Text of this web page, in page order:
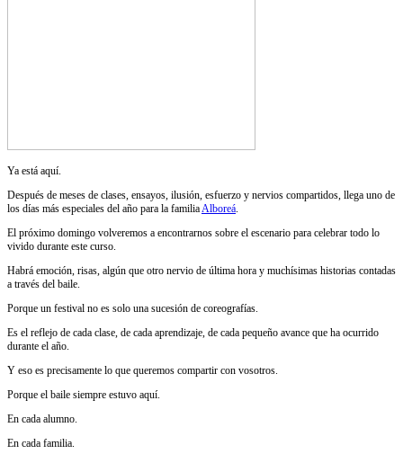
Ya está aquí.
Después de meses de clases, ensayos, ilusión, esfuerzo y nervios compartidos, llega uno de
los días más especiales del año para la familiaAlboreá.
El próximo domingo volveremos a encontrarnos sobre el escenario para celebrar todo lo
vivido durante este curso.
Habrá emoción, risas, algún que otro nervio de última hora y muchísimas historias contadas
a través del baile.
Porque un festival no es solo una sucesión de coreografías.
Es el reflejo de cada clase, de cada aprendizaje, de cada pequeño avance que ha ocurrido
durante el año.
Y eso es precisamente lo que queremos compartir con vosotros.
Porque el baile siempre estuvo aquí.
En cada alumno.
En cada familia.